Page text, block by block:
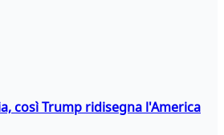
così Trump ridisegna l'America